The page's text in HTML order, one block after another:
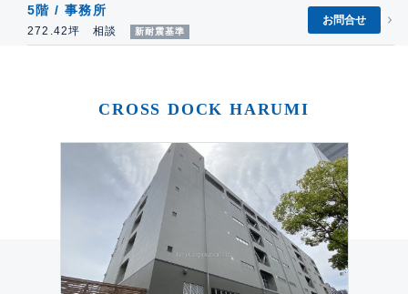
5階 / 事務所
272.42坪 相談 新耐震基準
お問合せ
CROSS DOCK HARUMI